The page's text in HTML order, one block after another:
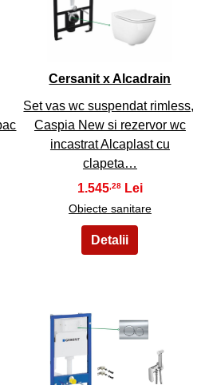
Cersanit x Alcadrain
Set vas wc suspendat rimless,
Caspia New si rezervor wc
incastrat Alcaplast cu
clapeta…
1.545,28
Obiecte sanitare